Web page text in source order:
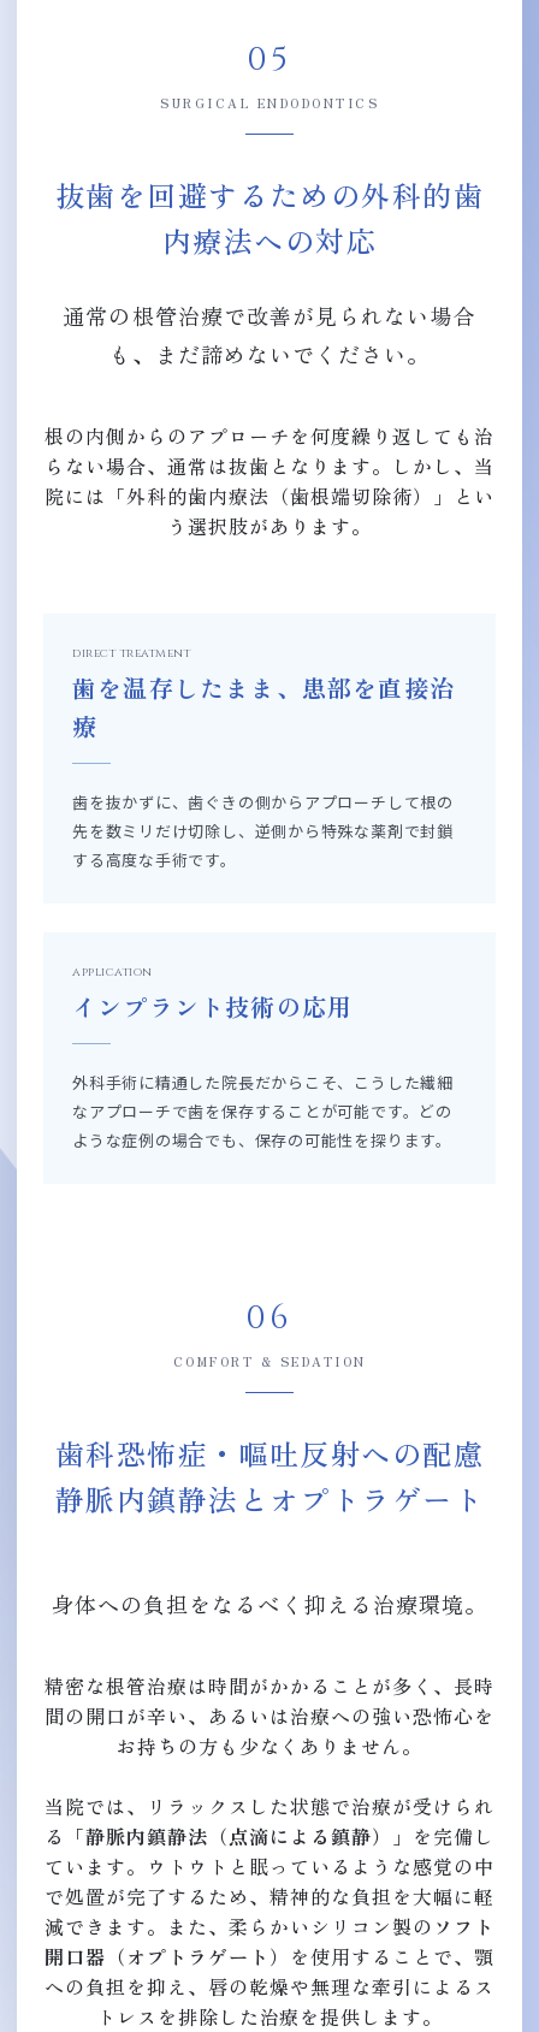
05
SURGICAL ENDODONTICS
抜歯を回避するための外科的歯
内療法への対応
通常の根管治療で改善が見られない場合
も、まだ諦めないでください。
根の内側からのアプローチを何度繰り返しても治
らない場合、通常は抜歯となります。しかし、当
院には「外科的歯内療法（歯根端切除術）」とい
う選択肢があります。
direct treatment
歯を温存したまま、患部を直接治
療
歯を抜かずに、歯ぐきの側からアプローチして根の
先を数ミリだけ切除し、逆側から特殊な薬剤で封鎖
する高度な手術です。
application
インプラント技術の応用
外科手術に精通した院長だからこそ、こうした繊細
なアプローチで歯を保存することが可能です。どの
ような症例の場合でも、保存の可能性を探ります。
06
COMFORT & SEDATION
歯科恐怖症・嘔吐反射への配慮
静脈内鎮静法とオプトラゲート
身体への負担をなるべく抑える治療環境。
精密な根管治療は時間がかかることが多く、長時
間の開口が辛い、あるいは治療への強い恐怖心を
お持ちの方も少なくありません。
当院では、リラックスした状態で治療が受けられ
る 「静脈内鎮静法（点滴による鎮静）」 を完備し
ています。ウトウトと眠っているような感覚の中
で処置が完了するため、精神的な負担を大幅に軽
減できます。また、柔らかいシリコン製の ソフト
開口器（オプトラゲート） を使用することで、顎
への負担を抑え、唇の乾燥や無理な牽引によるス
トレスを排除した治療を提供します。